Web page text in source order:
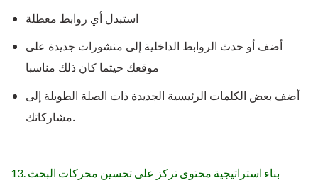
استبدل أي روابط معطلة
أضف أو حدث الروابط الداخلية إلى منشورات جديدة على
موقعك حيثما كان ذلك مناسبا
أضف بعض الكلمات الرئيسية الجديدة ذات الصلة الطويلة إلى
مشاركاتك.
13. بناء استراتيجية محتوى تركز على تحسين محركات البحث